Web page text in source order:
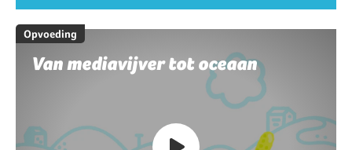
Opvoeding
Van mediavijver tot oceaan